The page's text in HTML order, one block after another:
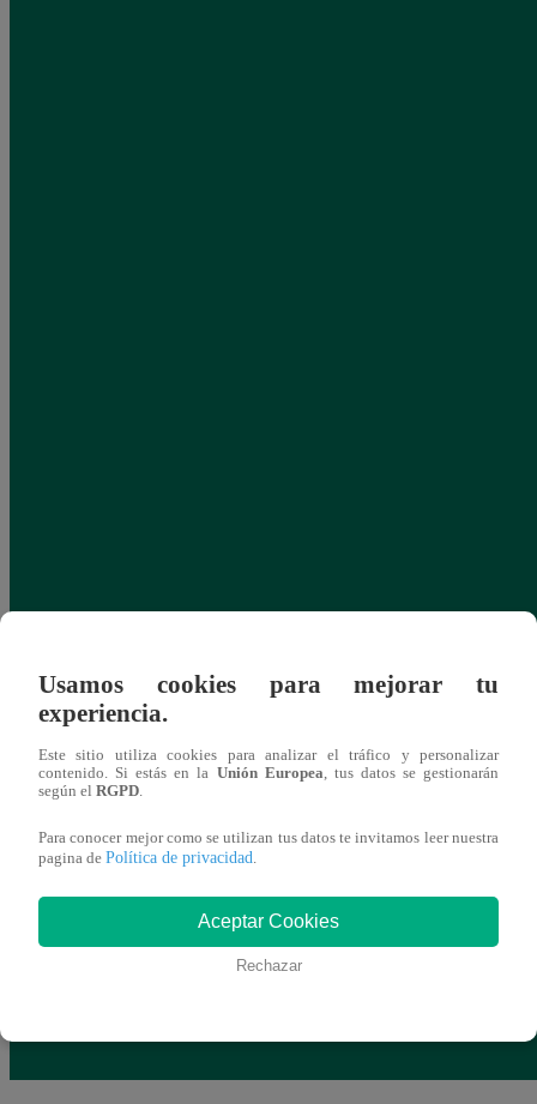
¿Cuánto está el dólar HOY? Precio,
Usamos cookies para mejorar tu
experiencia.
Este sitio utiliza cookies para analizar el tráfico y personalizar
contenido. Si estás en la Unión Europea, tus datos se gestionarán
según el RGPD.
Para conocer mejor como se utilizan tus datos te invitamos leer nuestra
pagina de Política de privacidad.
Aceptar Cookies
Rechazar